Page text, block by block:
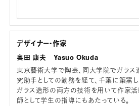
デザイナー・作家
奥田 康夫 Yasuo Okuda
東京藝術大学で陶芸、同大学院でガラ
究助手としての勤務を経て、千葉に築窯
ガラス造形の両方の技術を用いて作家
師として学生の指導にもあたっている。